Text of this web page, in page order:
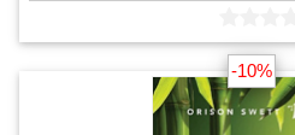
-10%